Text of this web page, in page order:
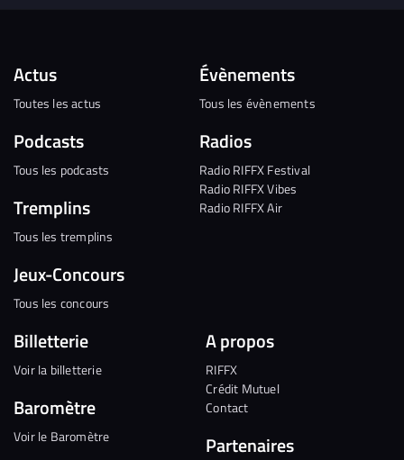
Actus
Toutes les actus
Podcasts
Tous les podcasts
Tremplins
Tous les tremplins
Jeux-Concours
Tous les concours
Évènements
Tous les évènements
Radios
Radio RIFFX Festival
Radio RIFFX Vibes
Radio RIFFX Air
Billetterie
Voir la billetterie
Baromètre
Voir le Baromètre
A propos
RIFFX
Crédit Mutuel
Contact
Partenaires